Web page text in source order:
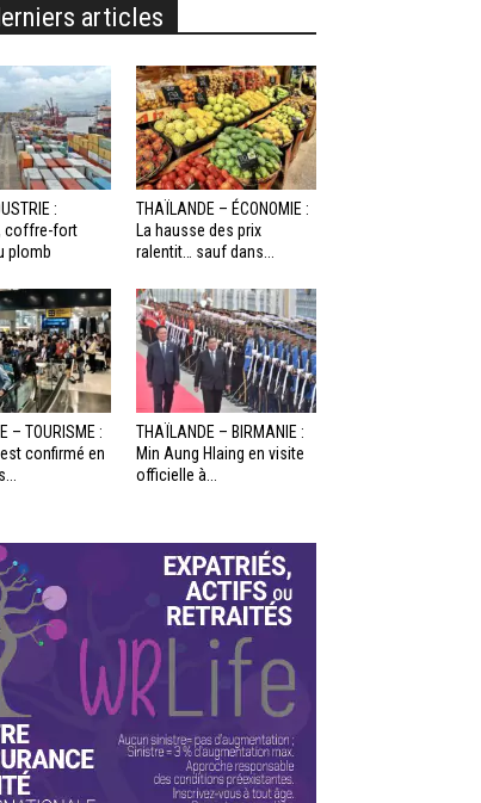
articles
:
coffre-fort
plomb
THAÏLANDE – ÉCONOMIE :
La hausse des prix
ralentit… sauf dans...
– TOURISME :
confirmé en
THAÏLANDE – BIRMANIE :
Min Aung Hlaing en visite
officielle à...